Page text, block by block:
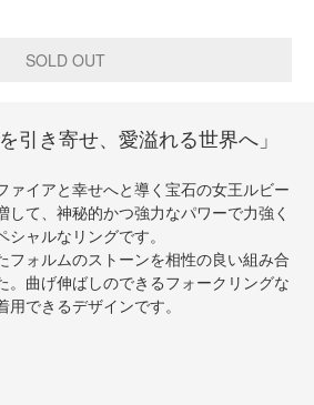
引き寄せ、愛溢れる世界へ」
ァイアと幸せへと導く宝石の女王ルビー
して、神秘的かつ強力なパワーで力強く
ャルなリングです。
フォルムのストーンを相性の良い組み合
。曲げ伸ばしのできるフォークリングな
できるデザインです。